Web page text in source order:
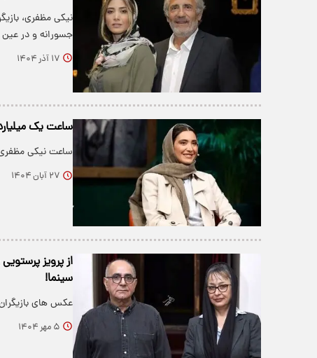
نیکی مظفری،
جسورانه و در
۱۷ آذر ۱۴۰۴
ساعت یک
ساعت نیکی
۲۷ آبان ۱۴۰۴
از پرویز
سینما!
عکس های
۵ مهر ۱۴۰۴